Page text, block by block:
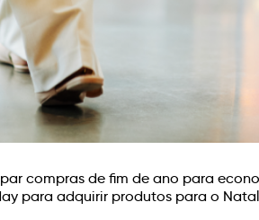
compras de fim de ano para
para adquirir produtos para o